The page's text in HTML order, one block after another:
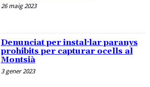
26 maig 2023
Denunciat per instal·lar paranys
prohibits per capturar ocells al
Montsià
3 gener 2023